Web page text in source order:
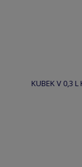
KUBEK V 0,3